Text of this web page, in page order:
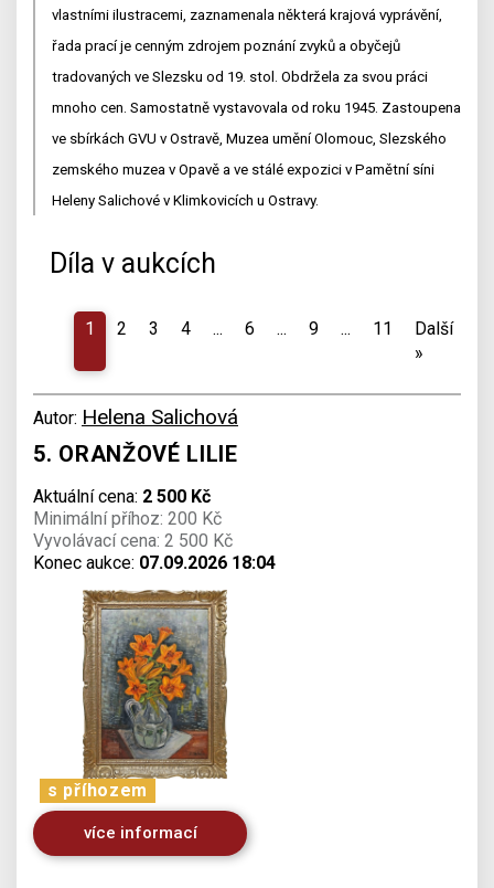
vlastními ilustracemi, zaznamenala některá krajová vyprávění,
řada prací je cenným zdrojem poznání zvyků a obyčejů
tradovaných ve Slezsku od 19. stol. Obdržela za svou práci
mnoho cen. Samostatně vystavovala od roku 1945. Zastoupena
ve sbírkách GVU v Ostravě, Muzea umění Olomouc, Slezského
zemského muzea v Opavě a ve stálé expozici v Pamětní síni
Heleny Salichové v Klimkovicích u Ostravy.
Díla v aukcích
1 2 3 4 ... 6 ... 9 ... 11
Další
»
Autor: Helena Salichová
5. ORANŽOVÉ LILIE
Aktuální cena: 2 500 Kč
Minimální příhoz: 200 Kč
Vyvolávací cena: 2 500 Kč
Konec aukce: 07.09.2026 18:04
s příhozem
více informací